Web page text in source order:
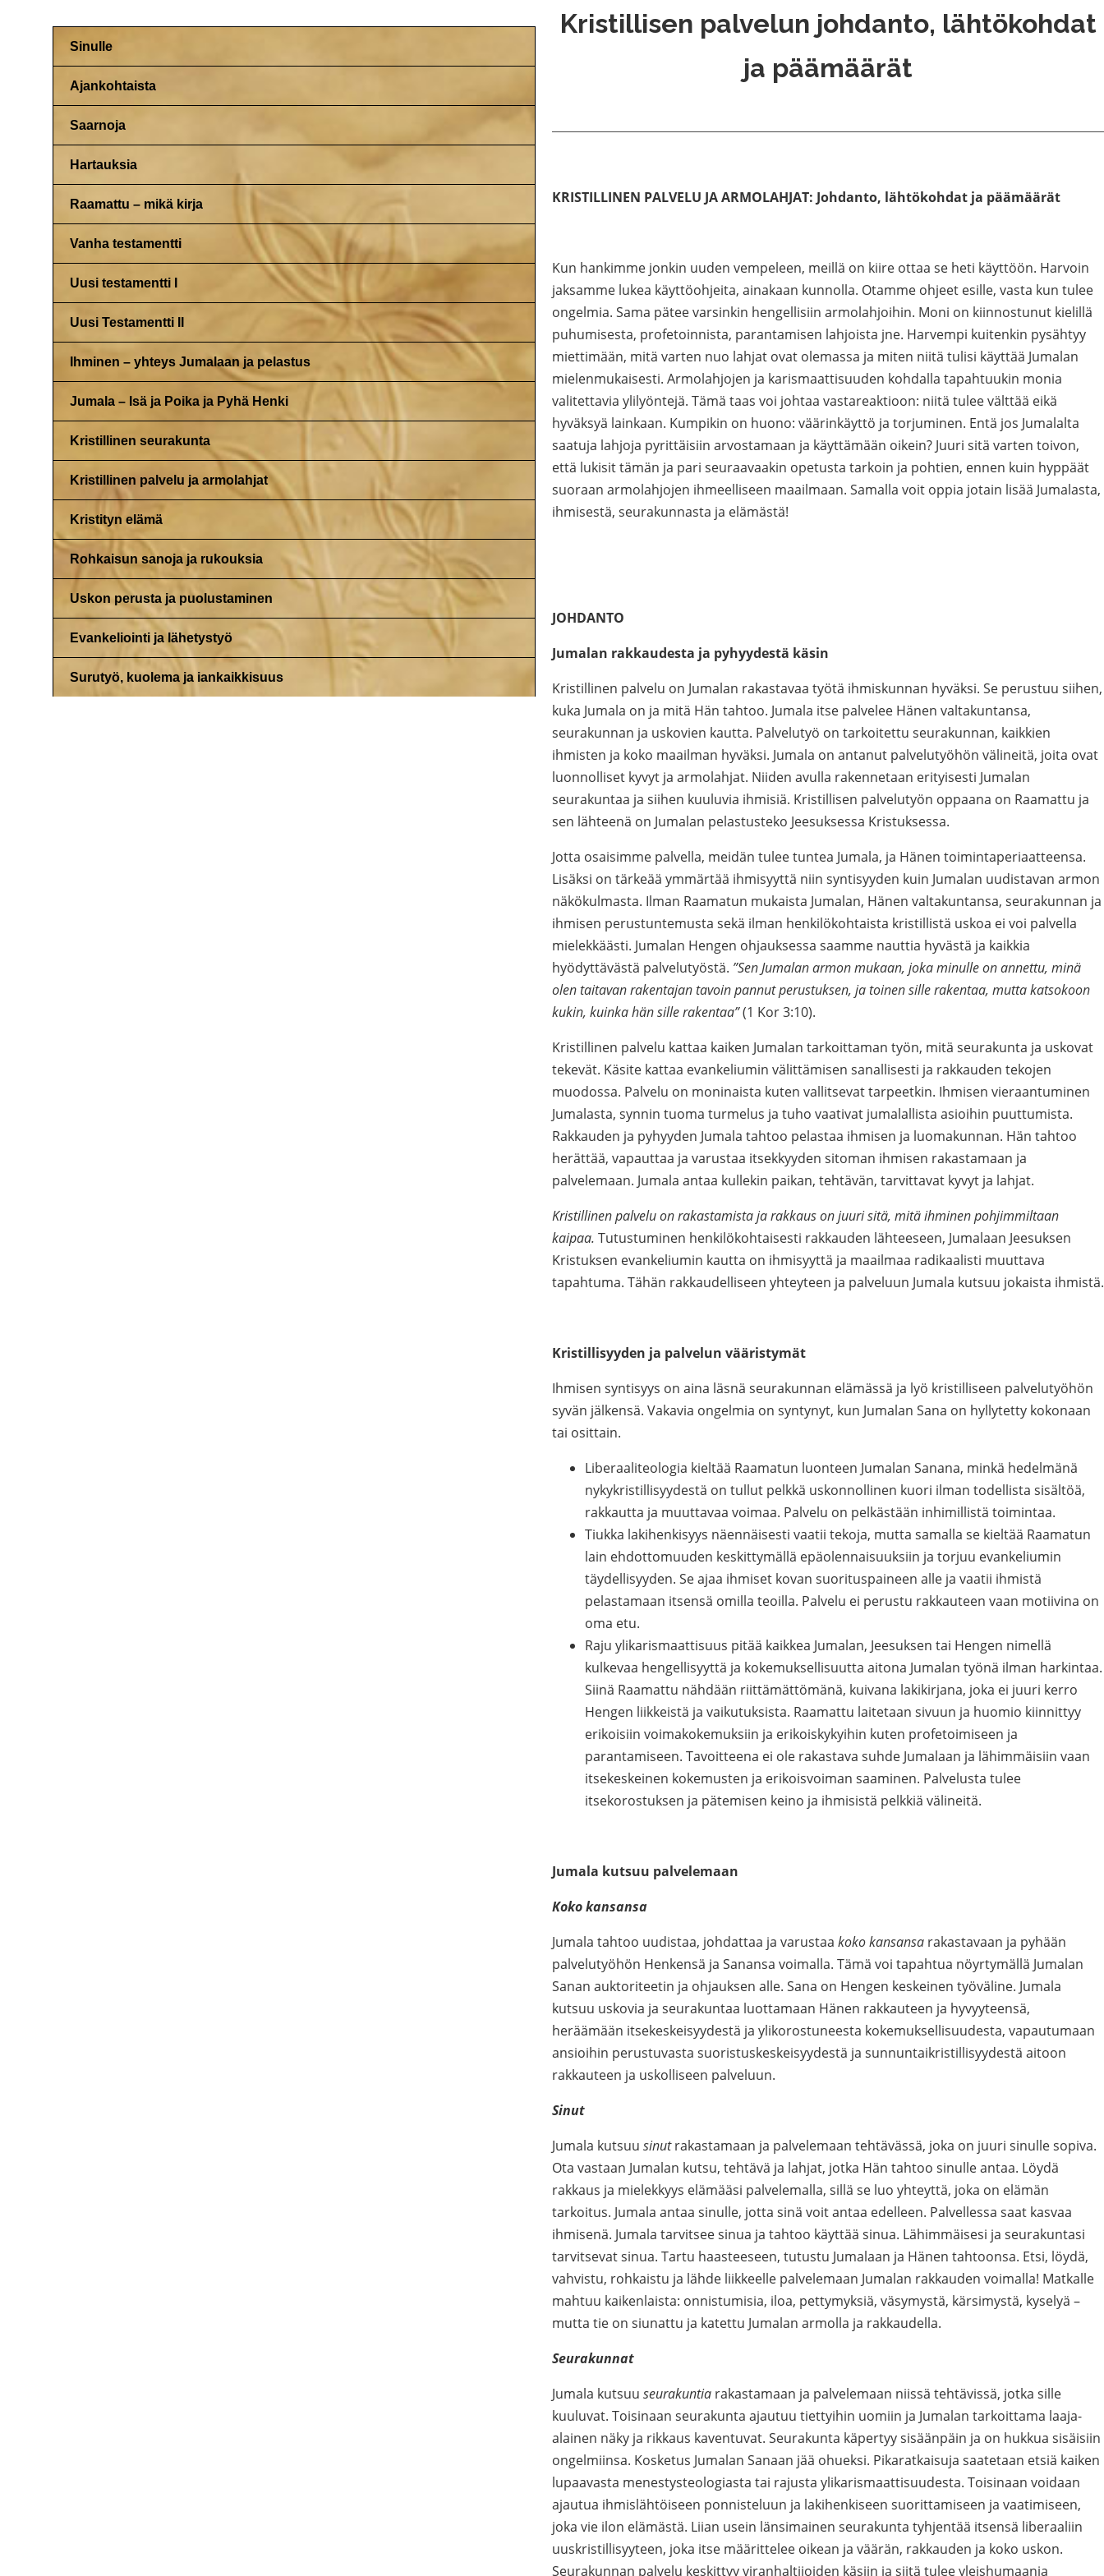
Sinulle
Ajankohtaista
Saarnoja
Hartauksia
Raamattu – mikä kirja
Vanha testamentti
Uusi testamentti I
Uusi Testamentti II
Ihminen – yhteys Jumalaan ja pelastus
Jumala – Isä ja Poika ja Pyhä Henki
Kristillinen seurakunta
Kristillinen palvelu ja armolahjat
Kristityn elämä
Rohkaisun sanoja ja rukouksia
Uskon perusta ja puolustaminen
Evankeliointi ja lähetystyö
Surutyö, kuolema ja iankaikkisuus
Kristillisen palvelun johdanto, lähtökohdat
ja päämäärät
KRISTILLINEN PALVELU JA ARMOLAHJAT: Johdanto, lähtökohdat ja päämäärät
Kun hankimme jonkin uuden vempeleen, meillä on kiire ottaa se heti käyttöön. Harvoin
jaksamme lukea käyttöohjeita, ainakaan kunnolla. Otamme ohjeet esille, vasta kun tulee
ongelmia. Sama pätee varsinkin hengellisiin armolahjoihin. Moni on kiinnostunut kielillä
puhumisesta, profetoinnista, parantamisen lahjoista jne. Harvempi kuitenkin pysähtyy
miettimään, mitä varten nuo lahjat ovat olemassa ja miten niitä tulisi käyttää Jumalan
mielenmukaisesti. Armolahjojen ja karismaattisuuden kohdalla tapahtuukin monia
valitettavia ylilyöntejä. Tämä taas voi johtaa vastareaktioon: niitä tulee välttää eikä
hyväksyä lainkaan. Kumpikin on huono: väärinkäyttö ja torjuminen. Entä jos Jumalalta
saatuja lahjoja pyrittäisiin arvostamaan ja käyttämään oikein? Juuri sitä varten toivon,
että lukisit tämän ja pari seuraavaakin opetusta tarkoin ja pohtien, ennen kuin hyppäät
suoraan armolahjojen ihmeelliseen maailmaan. Samalla voit oppia jotain lisää Jumalasta,
ihmisestä, seurakunnasta ja elämästä!
JOHDANTO
Jumalan rakkaudesta ja pyhyydestä käsin
Kristillinen palvelu on Jumalan rakastavaa työtä ihmiskunnan hyväksi. Se perustuu siihen,
kuka Jumala on ja mitä Hän tahtoo. Jumala itse palvelee Hänen valtakuntansa,
seurakunnan ja uskovien kautta. Palvelutyö on tarkoitettu seurakunnan, kaikkien
ihmisten ja koko maailman hyväksi. Jumala on antanut palvelutyöhön välineitä, joita ovat
luonnolliset kyvyt ja armolahjat. Niiden avulla rakennetaan erityisesti Jumalan
seurakuntaa ja siihen kuuluvia ihmisiä. Kristillisen palvelutyön oppaana on Raamattu ja
sen lähteenä on Jumalan pelastusteko Jeesuksessa Kristuksessa.
Jotta osaisimme palvella, meidän tulee tuntea Jumala, ja Hänen toimintaperiaatteensa.
Lisäksi on tärkeää ymmärtää ihmisyyttä niin syntisyyden kuin Jumalan uudistavan armon
näkökulmasta. Ilman Raamatun mukaista Jumalan, Hänen valtakuntansa, seurakunnan ja
ihmisen perustuntemusta sekä ilman henkilökohtaista kristillistä uskoa ei voi palvella
mielekkäästi. Jumalan Hengen ohjauksessa saamme nauttia hyvästä ja kaikkia
hyödyttävästä palvelutyöstä. ”Sen Jumalan armon mukaan, joka minulle on annettu, minä
olen taitavan rakentajan tavoin pannut perustuksen, ja toinen sille rakentaa, mutta katsokoon
kukin, kuinka hän sille rakentaa”(1 Kor 3:10).
Kristillinen palvelu kattaa kaiken Jumalan tarkoittaman työn, mitä seurakunta ja uskovat
tekevät. Käsite kattaa evankeliumin välittämisen sanallisesti ja rakkauden tekojen
muodossa. Palvelu on moninaista kuten vallitsevat tarpeetkin. Ihmisen vieraantuminen
Jumalasta, synnin tuoma turmelus ja tuho vaativat jumalallista asioihin puuttumista.
Rakkauden ja pyhyyden Jumala tahtoo pelastaa ihmisen ja luomakunnan. Hän tahtoo
herättää, vapauttaa ja varustaa itsekkyyden sitoman ihmisen rakastamaan ja
palvelemaan. Jumala antaa kullekin paikan, tehtävän, tarvittavat kyvyt ja lahjat.
Kristillinen palvelu on rakastamista ja rakkaus on juuri sitä, mitä ihminen pohjimmiltaan
kaipaa. Tutustuminen henkilökohtaisesti rakkauden lähteeseen, Jumalaan Jeesuksen
Kristuksen evankeliumin kautta on ihmisyyttä ja maailmaa radikaalisti muuttava
tapahtuma. Tähän rakkaudelliseen yhteyteen ja palveluun Jumala kutsuu jokaista ihmistä.
Kristillisyyden ja palvelun vääristymät
Ihmisen syntisyys on aina läsnä seurakunnan elämässä ja lyö kristilliseen palvelutyöhön
syvän jälkensä. Vakavia ongelmia on syntynyt, kun Jumalan Sana on hyllytetty kokonaan
tai osittain.
Liberaaliteologia kieltää Raamatun luonteen Jumalan Sanana, minkä hedelmänä
nykykristillisyydestä on tullut pelkkä uskonnollinen kuori ilman todellista sisältöä,
rakkautta ja muuttavaa voimaa. Palvelu on pelkästään inhimillistä toimintaa.
Tiukka lakihenkisyys näennäisesti vaatii tekoja, mutta samalla se kieltää Raamatun
lain ehdottomuuden keskittymällä epäolennaisuuksiin ja torjuu evankeliumin
täydellisyyden. Se ajaa ihmiset kovan suorituspaineen alle ja vaatii ihmistä
pelastamaan itsensä omilla teoilla. Palvelu ei perustu rakkauteen vaan motiivina on
oma etu.
Raju ylikarismaattisuus pitää kaikkea Jumalan, Jeesuksen tai Hengen nimellä
kulkevaa hengellisyyttä ja kokemuksellisuutta aitona Jumalan työnä ilman harkintaa.
Siinä Raamattu nähdään riittämättömänä, kuivana lakikirjana, joka ei juuri kerro
Hengen liikkeistä ja vaikutuksista. Raamattu laitetaan sivuun ja huomio kiinnittyy
erikoisiin voimakokemuksiin ja erikoiskykyihin kuten profetoimiseen ja
parantamiseen. Tavoitteena ei ole rakastava suhde Jumalaan ja lähimmäisiin vaan
itsekeskeinen kokemusten ja erikoisvoiman saaminen. Palvelusta tulee
itsekorostuksen ja pätemisen keino ja ihmisistä pelkkiä välineitä.
Jumala kutsuu palvelemaan
Koko kansansa
Jumala tahtoo uudistaa, johdattaa ja varustaa koko kansansa rakastavaan ja pyhään
palvelutyöhön Henkensä ja Sanansa voimalla. Tämä voi tapahtua nöyrtymällä Jumalan
Sanan auktoriteetin ja ohjauksen alle. Sana on Hengen keskeinen työväline. Jumala
kutsuu uskovia ja seurakuntaa luottamaan Hänen rakkauteen ja hyvyyteensä,
heräämään itsekeskeisyydestä ja ylikorostuneesta kokemuksellisuudesta, vapautumaan
ansioihin perustuvasta suoristuskeskeisyydestä ja sunnuntaikristillisyydestä aitoon
rakkauteen ja uskolliseen palveluun.
Sinut
Jumala kutsuu sinutrakastamaan ja palvelemaan tehtävässä, joka on juuri sinulle sopiva.
Ota vastaan Jumalan kutsu, tehtävä ja lahjat, jotka Hän tahtoo sinulle antaa. Löydä
rakkaus ja mielekkyys elämääsi palvelemalla, sillä se luo yhteyttä, joka on elämän
tarkoitus. Jumala antaa sinulle, jotta sinä voit antaa edelleen. Palvellessa saat kasvaa
ihmisenä. Jumala tarvitsee sinua ja tahtoo käyttää sinua. Lähimmäisesi ja seurakuntasi
tarvitsevat sinua. Tartu haasteeseen, tutustu Jumalaan ja Hänen tahtoonsa. Etsi, löydä,
vahvistu, rohkaistu ja lähde liikkeelle palvelemaan Jumalan rakkauden voimalla! Matkalle
mahtuu kaikenlaista: onnistumisia, iloa, pettymyksiä, väsymystä, kärsimystä, kyselyä –
mutta tie on siunattu ja katettu Jumalan armolla ja rakkaudella.
Seurakunnat
Jumala kutsuu seurakuntia rakastamaan ja palvelemaan niissä tehtävissä, jotka sille
kuuluvat. Toisinaan seurakunta ajautuu tiettyihin uomiin ja Jumalan tarkoittama laaja-
alainen näky ja rikkaus kaventuvat. Seurakunta käpertyy sisäänpäin ja on hukkua sisäisiin
ongelmiinsa. Kosketus Jumalan Sanaan jää ohueksi. Pikaratkaisuja saatetaan etsiä kaiken
lupaavasta menestysteologiasta tai rajusta ylikarismaattisuudesta. Toisinaan voidaan
ajautua ihmislähtöiseen ponnisteluun ja lakihenkiseen suorittamiseen ja vaatimiseen,
joka vie ilon elämästä. Liian usein länsimainen seurakunta tyhjentää itsensä liberaaliin
uuskristillisyyteen, joka itse määrittelee oikean ja väärän, rakkauden ja koko uskon.
Seurakunnan palvelu keskittyy viranhaltijoiden käsiin ja siitä tulee yleishumaania